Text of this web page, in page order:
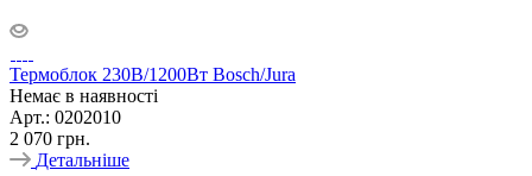
Термоблок 230В/1200Вт Bosch/Jura
Немає в наявності
Арт.: 0202010
2 070 грн.
Детальніше